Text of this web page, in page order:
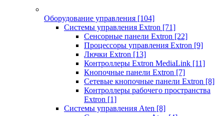
Оборудование управления [104]
Системы управления Extron [71]
Сенсорные панели Extron [22]
Процессоры управления Extron [9]
Лючки Extron [13]
Контроллеры Extron MediaLink [11]
Кнопочные панели Extron [7]
Сетевые кнопочные панели Extron [8]
Контроллеры рабочего пространства
Extron [1]
Системы управления Aten [8]